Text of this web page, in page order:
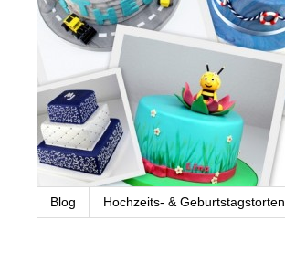
Blog Hochzeits- & Geburtstagstorten